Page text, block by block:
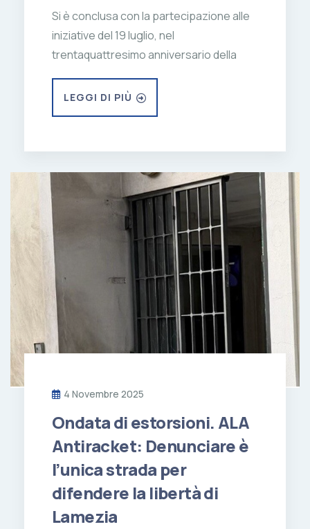
Si è conclusa con la partecipazione alle
iniziative del 19 luglio, nel
trentaquattresimo anniversario della
LEGGI DI PIÙ
4 Novembre 2025
Ondata di estorsioni. ALA
Antiracket: Denunciare è
l’unica strada per
difendere la libertà di
Lamezia